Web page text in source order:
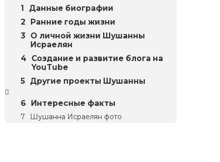
Данные биографии
Ранние годы жизни
О личной жизни Шушанны
Исраелян
Создание и развитие блога на
YouTube
Другие проекты Шушанны
Интересные факты
Шушанна Исраелян фото